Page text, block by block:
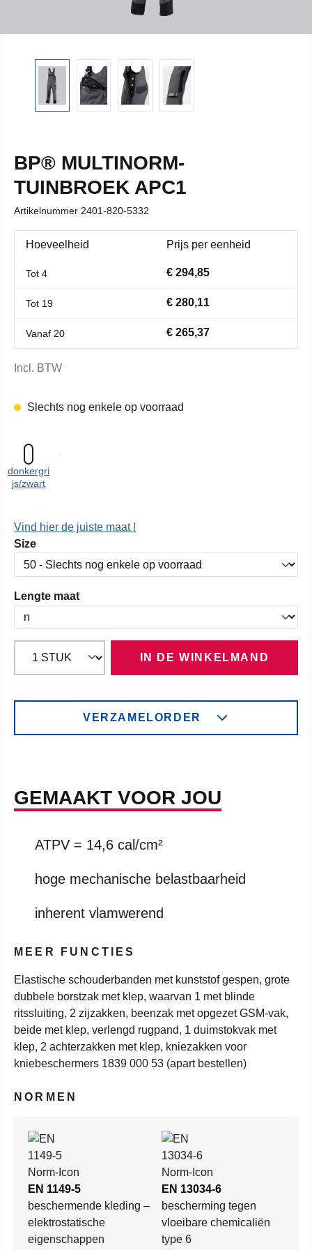
BP® MULTINORM-
TUINBROEK APC1
Artikelnummer 2401-820-5332
Hoeveelheid Prijs per eenheid
Tot 4 € 294,85
Tot 19 € 280,11
Vanaf 20 € 265,37
Incl. BTW
Slechts nog enkele op voorraad
donkergri
js/zwart
Vind hier de juiste maat !
Selecteer
Size
Selecteer
Lengte maat
IN DE WINKELMAND
VERZAMELORDER
GEMAAKT VOOR JOU
ATPV = 14,6 cal/cm²
hoge mechanische belastbaarheid
inherent vlamwerend
MEER FUNCTIES
Elastische schouderbanden met kunststof gespen, grote
dubbele borstzak met klep, waarvan 1 met blinde
ritssluiting, 2 zijzakken, beenzak met opgezet GSM-vak,
beide met klep, verlengd rugpand, 1 duimstokvak met
klep, 2 achterzakken met klep, kniezakken voor
kniebeschermers 1839 000 53 (apart bestellen)
NORMEN
EN 1149-5
beschermende kleding –
elektrostatische
eigenschappen
EN 13034-6
bescherming tegen
vloeibare chemicaliën
type 6